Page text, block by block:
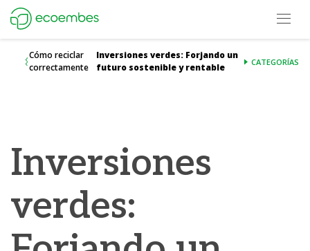
Ecoembes Reduce Reutiliza y Recicla
Open
Cómo reciclar
correctamente
Inversiones verdes: Forjando un
futuro sostenible y rentable
CATEGORÍAS
Inversiones
verdes: